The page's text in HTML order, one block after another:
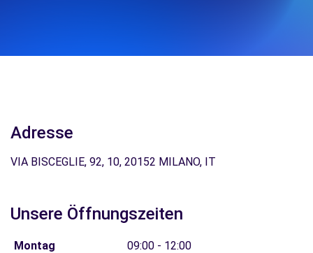
Adresse
VIA BISCEGLIE, 92, 10, 20152 MILANO, IT
Unsere Öffnungszeiten
Montag
09:00 - 12:00